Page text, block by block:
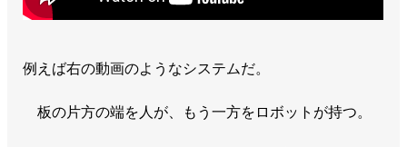
例えば右の動画のようなシステムだ。
板の片方の端を人が、もう一方をロボットが持つ。